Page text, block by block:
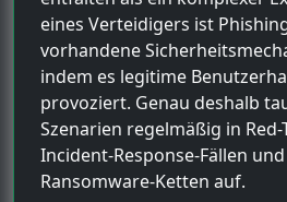
eines Verteidigers ist
vorhandene
indem es legitime
provoziert. Genau deshalb
Szenarien regelmäßig in
Incident-Response-Fällen
Ransomware-Ketten auf.